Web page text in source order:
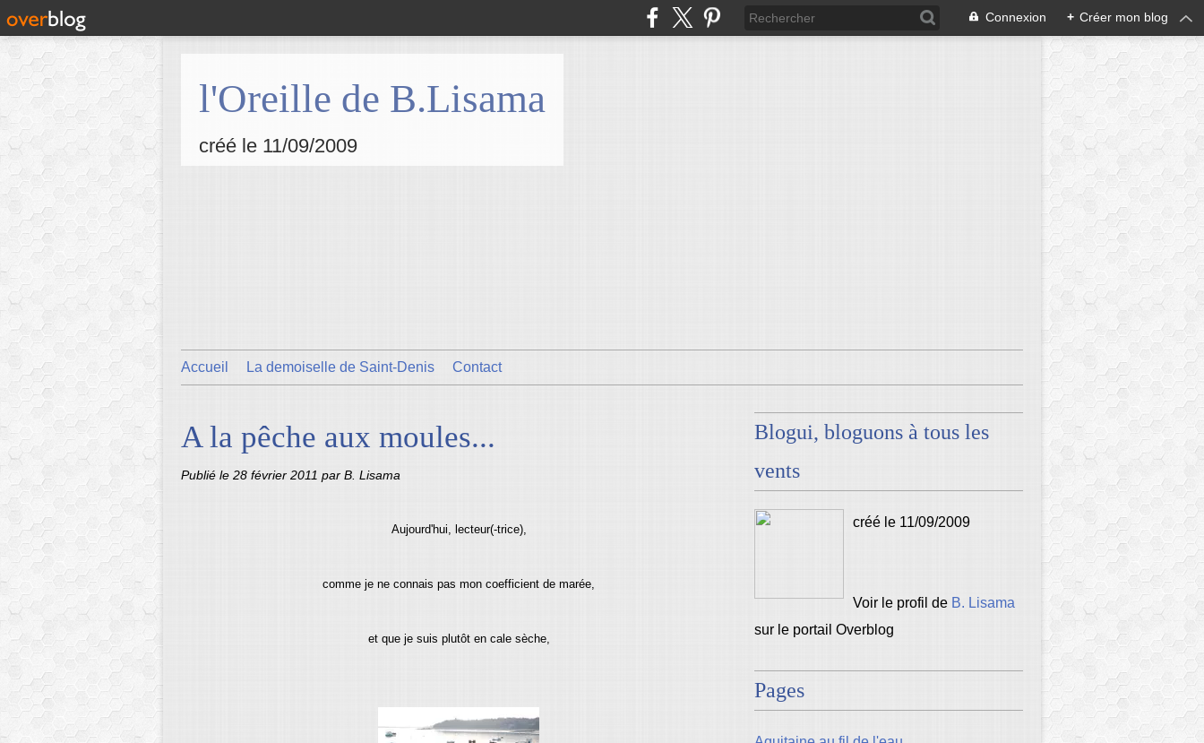
Connexion + Créer mon blog
l'Oreille de B.Lisama
créé le 11/09/2009
Accueil La demoiselle de Saint-Denis Contact
A la pêche aux moules...
Publié le 28 février 2011 par B. Lisama
Aujourd'hui, lecteur(-trice),
comme je ne connais pas mon coefficient de marée,
et que je suis plutôt en cale sèche,
Blogui, bloguons à tous les
vents
créé le 11/09/2009
Voir le profil de B. Lisama
sur le portail Overblog
Pages